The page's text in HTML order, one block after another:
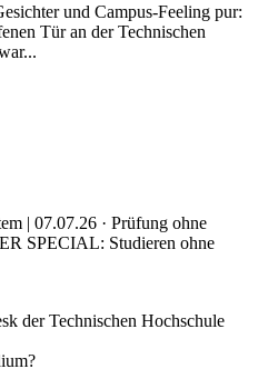
und Campus-Feeling pur:
Tür an der Technischen
| 07.07.26 · Prüfung ohne
SPECIAL: Studieren ohne